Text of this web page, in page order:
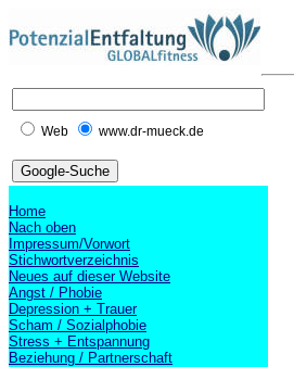
Web www.dr-mueck.de
Home
Nach oben
Impressum/Vorwort
Stichwortverzeichnis
Neues auf dieser Website
Angst / Phobie
Depression + Trauer
Scham / Sozialphobie
Stress + Entspannung
Beziehung / Partnerschaft